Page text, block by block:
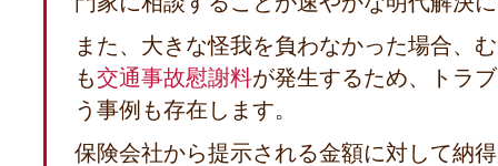
また、大きな怪我を負わなかった場合、
も交通事故慰謝料が発生するため、トラ
う事例も存在します。
保険会社から提示される金額に対して納